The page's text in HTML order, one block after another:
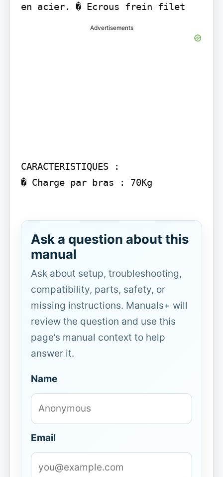
en acier. � Ecrous frein filet
Advertisements
CARACTERISTIQUES :
� Charge par bras : 70Kg
Ask a question about this
manual
Ask about setup, troubleshooting,
compatibility, parts, safety, or
missing instructions. Manuals+ will
review the question and use this
page’s manual context to help
answer it.
Name
Email